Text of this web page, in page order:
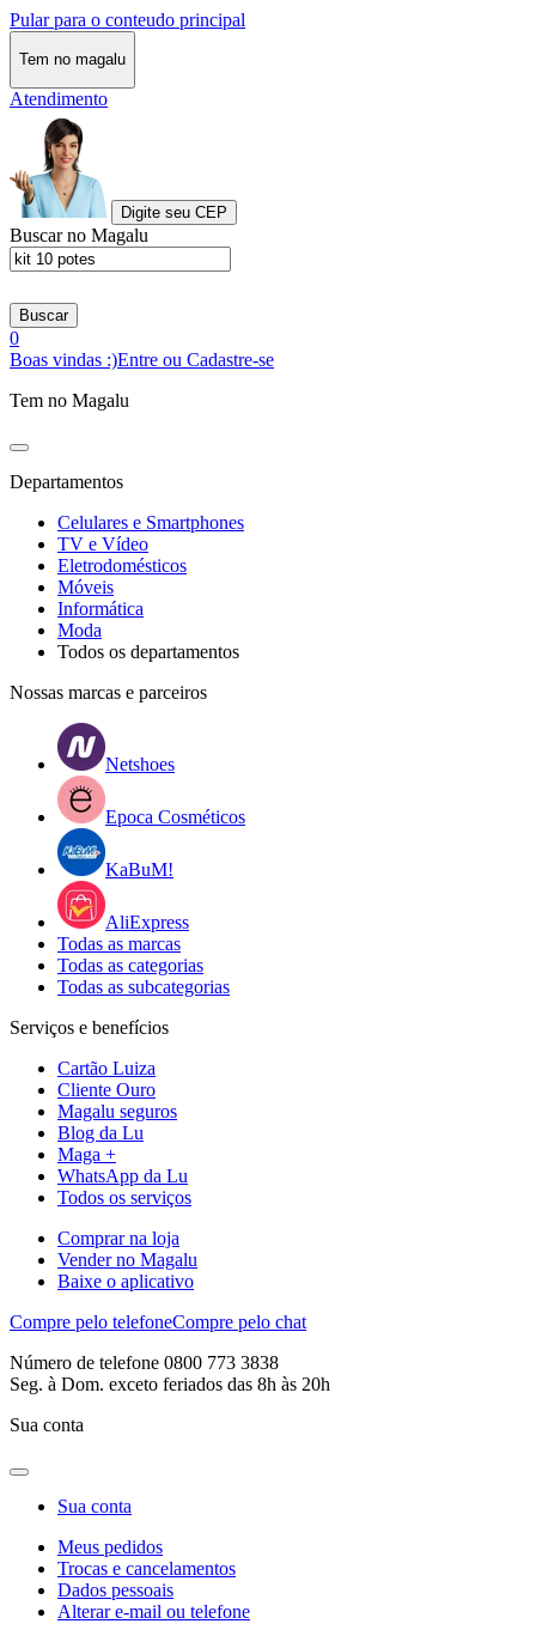
Pular para o conteudo principal
Tem no magalu
Atendimento
Digite seu CEP
Buscar no Magalu
Buscar
0
Boas vindas :)Entre ou Cadastre-se
Tem no Magalu
Departamentos
Celulares e Smartphones
TV e Vídeo
Eletrodomésticos
Móveis
Informática
Moda
Todos os departamentos
Nossas marcas e parceiros
Netshoes
Epoca Cosméticos
KaBuM!
AliExpress
Todas as marcas
Todas as categorias
Todas as subcategorias
Serviços e benefícios
Cartão Luiza
Cliente Ouro
Magalu seguros
Blog da Lu
Maga +
WhatsApp da Lu
Todos os serviços
Comprar na loja
Vender no Magalu
Baixe o aplicativo
Compre pelo telefoneCompre pelo chat
Número de telefone 0800 773 3838
Seg. à Dom. exceto feriados das 8h às 20h
Sua conta
Sua conta
Meus pedidos
Trocas e cancelamentos
Dados pessoais
Alterar e-mail ou telefone